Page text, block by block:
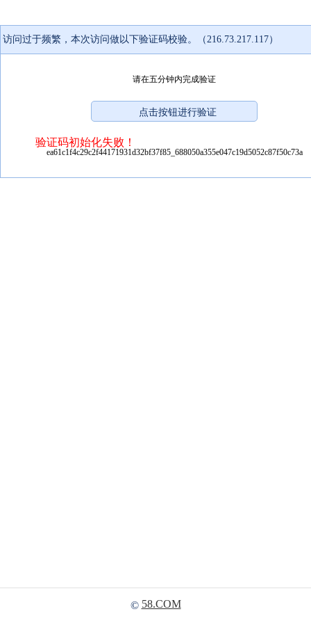
访问过于频繁，本次访问做以下验证码校验。（216.73.217.117）
请在五分钟内完成验证
验证码初始化失败！
ea61c1f4c29c2f44171931d32bf37f85_688050a355e047c19d5052c87f50c73a
© 58.COM